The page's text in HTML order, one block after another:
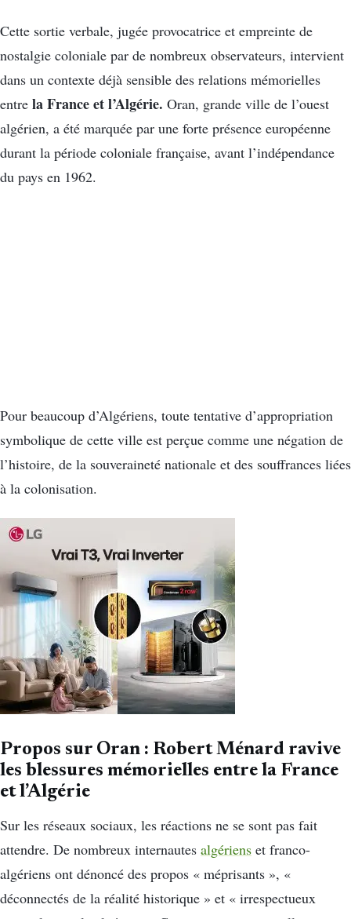
Cette sortie verbale, jugée provocatrice et empreinte de
nostalgie coloniale par de nombreux observateurs, intervient
dans un contexte déjà sensible des relations mémorielles
entre la France et l’Algérie. Oran, grande ville de l’ouest
algérien, a été marquée par une forte présence européenne
durant la période coloniale française, avant l’indépendance
du pays en 1962.
Pour beaucoup d’Algériens, toute tentative d’appropriation
symbolique de cette ville est perçue comme une négation de
l’histoire, de la souveraineté nationale et des souffrances liées
à la colonisation.
Propos sur Oran : Robert Ménard ravive
les blessures mémorielles entre la France
et l’Algérie
Sur les réseaux sociaux, les réactions ne se sont pas fait
attendre. De nombreux internautes algériens et franco-
algériens ont dénoncé des propos « méprisants », «
déconnectés de la réalité historique » et « irrespectueux